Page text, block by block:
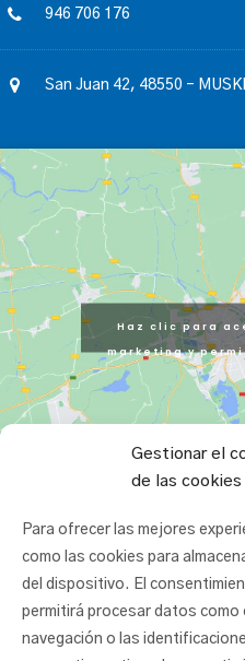
Gestionar el
de las cookies
Para ofrecer las mejores
como las cookies para
del dispositivo. El
permitirá procesar datos como
navegación o las
946 706 176
San Juan 42, 48550 –
Haz clic para
marketing y